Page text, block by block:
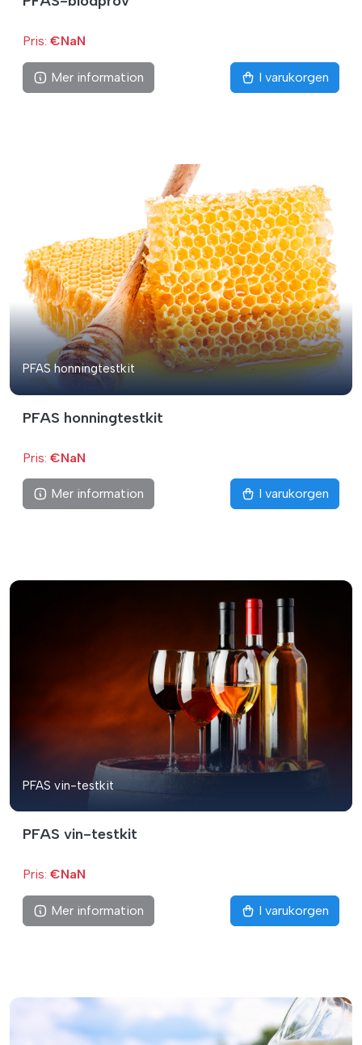
Pris: €NaN
Mer information I varukorgen
PFAS honningtestkit
PFAS honningtestkit
Pris: €NaN
Mer information I varukorgen
PFAS vin-testkit
PFAS vin-testkit
Pris: €NaN
Mer information I varukorgen